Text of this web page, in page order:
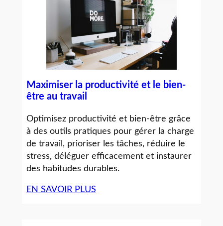
Maximiser la productivité et le bien-
être au travail
Optimisez productivité et bien-être grâce
à des outils pratiques pour gérer la charge
de travail, prioriser les tâches, réduire le
stress, déléguer efficacement et instaurer
des habitudes durables.
EN SAVOIR PLUS